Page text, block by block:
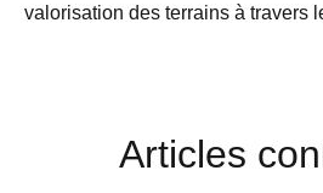
valorisation des terrains à travers
Articles